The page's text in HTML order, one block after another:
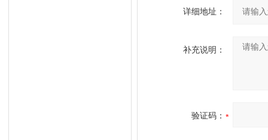
详细地址：
补充说明：
验证码：